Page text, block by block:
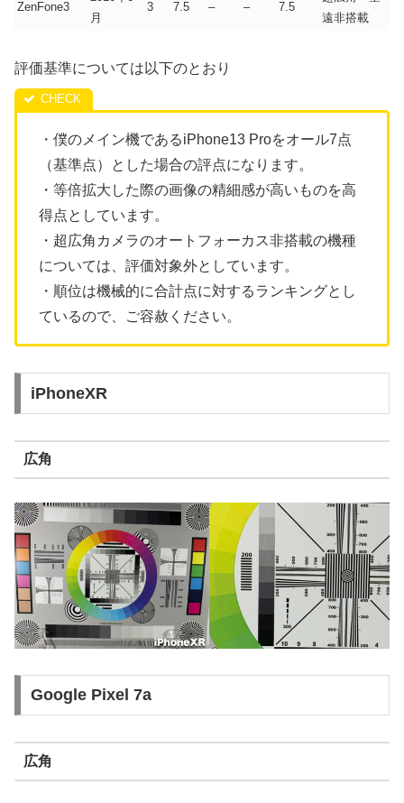
ZenFone3
月
3 7.5 – – 7.5
遠非搭載
評価基準については以下のとおり
・僕のメイン機であるiPhone13 Proをオール7点
（基準点）とした場合の評点になります。
・等倍拡大した際の画像の精細感が高いものを高
得点としています。
・超広角カメラのオートフォーカス非搭載の機種
については、評価対象外としています。
・順位は機械的に合計点に対するランキングとし
ているので、ご容赦ください。
iPhoneXR
広角
Google Pixel 7a
広角